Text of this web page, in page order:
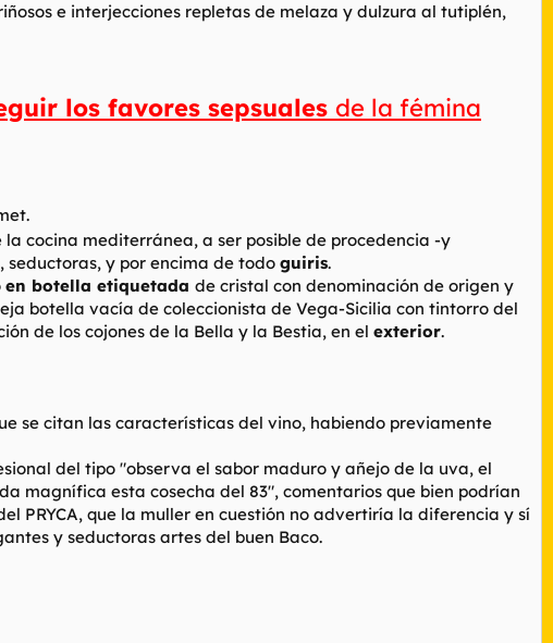
e interjecciones repletas de melaza y dulzura al tutiplén,
los favores sepsuales de la fémina
cocina mediterránea, a ser posible de procedencia -y
y por encima de todo guiris.
en botella etiquetada de cristal con denominación de origen y
botella vacía de coleccionista de Vega-Sicilia con tintorro del
de los cojones de la Bella y la Bestia, en el exterior.
se citan las características del vino, habiendo previamente
del tipo "observa el sabor maduro y añejo de la uva, el
magnífica esta cosecha del 83", comentarios que bien podrían
PRYCA, que la muller en cuestión no advertiría la diferencia y sí
y seductoras artes del buen Baco.